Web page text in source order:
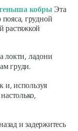
кобры Эта
грудной
растяжкой
локти, ладони
груди.
и, используя
и задержитесь